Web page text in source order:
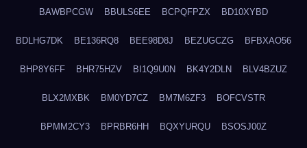
BAWBPCGW BBULS6EE BCPQFPZX BD10XYBD
BDLHG7DK BE136RQ8 BEE98D8J BEZUGCZG BFBXAO56
BHP8Y6FF BHR75HZV BI1Q9U0N BK4Y2DLN BLV4BZUZ
BLX2MXBK BM0YD7CZ BM7M6ZF3 BOFCVSTR
BPMM2CY3 BPRBR6HH BQXYURQU BSOSJ00Z